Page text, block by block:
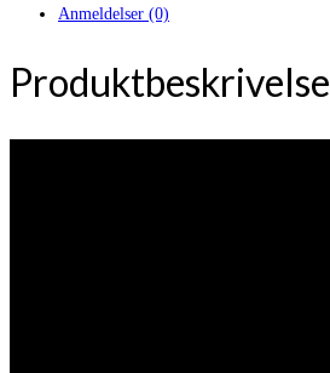
Anmeldelser (0)
Produktbeskrivelse